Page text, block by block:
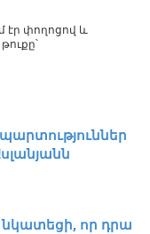
էր փողոցով և
նկատեցի, որ դրա